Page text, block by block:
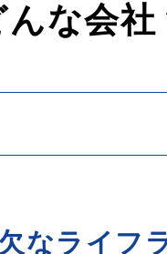
な会社
なライフ